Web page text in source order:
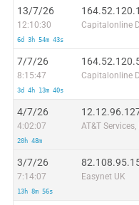
13/7/26
12:10:30
6d 3h 54m 43s
7/7/26
8:15:47
3d 4h 13m 40s
4/7/26
4:02:07
20h 48m
AT&T Services,
3/7/26
7:14:07
13h 8m 56s
Easynet UK